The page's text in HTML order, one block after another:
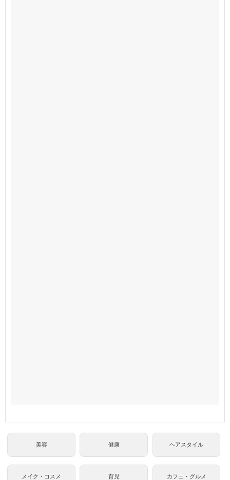
美容 健康 ヘアスタイル
メイク・コスメ 育児 カフェ・グルメ